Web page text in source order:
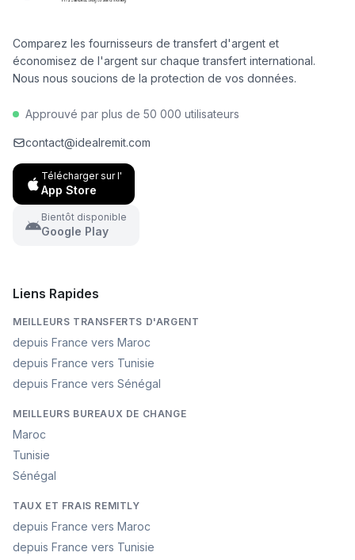
Comparez les fournisseurs de transfert d'argent et
économisez de l'argent sur chaque transfert international.
Nous nous soucions de la protection de vos données.
Approuvé par plus de 50 000 utilisateurs
contact@idealremit.com
Télécharger sur l'
App Store
Bientôt disponible
Google Play
Liens Rapides
MEILLEURS TRANSFERTS D'ARGENT
depuis France vers Maroc
depuis France vers Tunisie
depuis France vers Sénégal
MEILLEURS BUREAUX DE CHANGE
Maroc
Tunisie
Sénégal
TAUX ET FRAIS REMITLY
depuis France vers Maroc
depuis France vers Tunisie